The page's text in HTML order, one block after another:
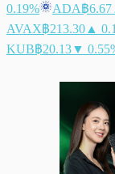
0.19%
ADA฿6.67
AVAX฿213.30 ▲
KUB฿20.13▼